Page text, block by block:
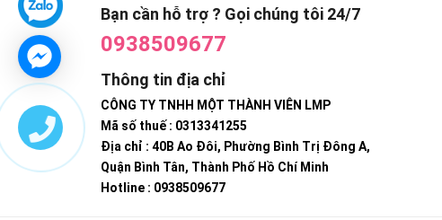
Bạn cần hỗ trợ ? Gọi chúng tôi 24/7
0938509677
Thông tin địa chỉ
CÔNG TY TNHH MỘT THÀNH VIÊN LMP
Mã số thuế : 0313341255
Địa chỉ : 40B Ao Đôi, Phường Bình Trị Đông A,
Quận Bình Tân, Thành Phố Hồ Chí Minh
Hotline : 0938509677